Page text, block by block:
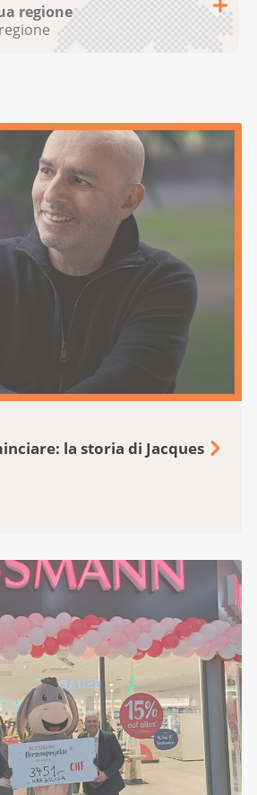
regione
contre le cancer
le cancer
contre le cancer
contre le cancer
le cancer
le cancer
la storia di Jacques